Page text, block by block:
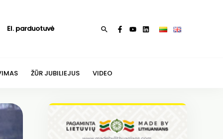
El. parduotuvė Paieška
ŽŪR JUBILIEJUS VIDEO